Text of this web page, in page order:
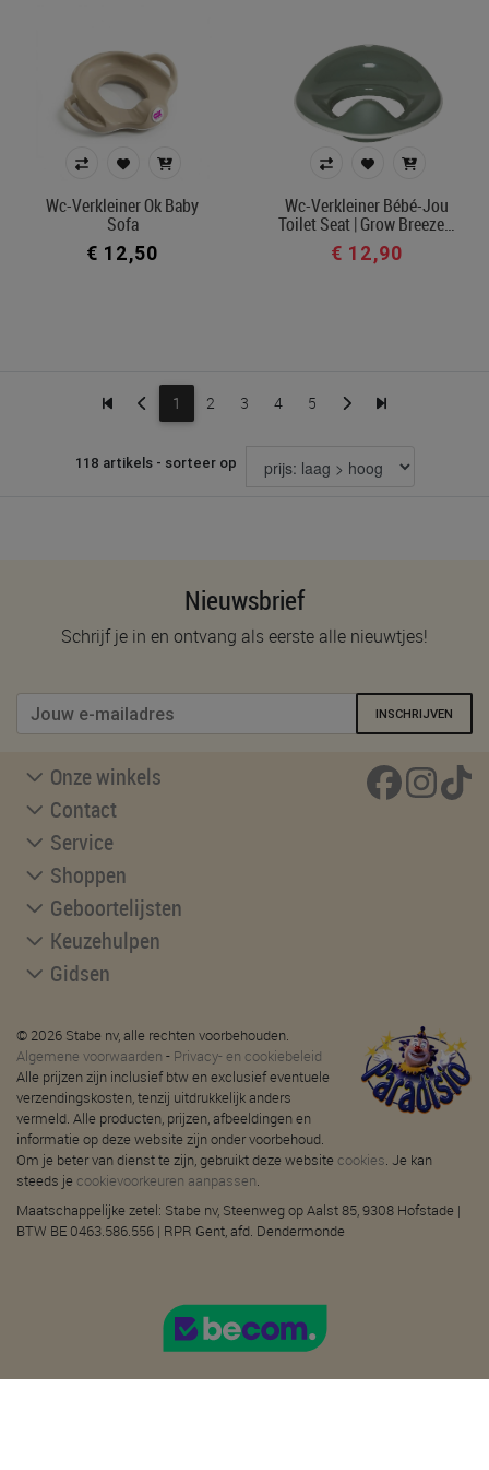
Wc-Verkleiner Ok Baby
Sofa
€ 12,50
Wc-Verkleiner Bébé-Jou
Toilet Seat | Grow Breeze…
€ 12,90
1 2 3 4 5
118 artikels - sorteer op
Nieuwsbrief
Schrijf je in en ontvang als eerste alle nieuwtjes!
INSCHRIJVEN
Onze winkels
Contact
Service
Shoppen
Geboortelijsten
Keuzehulpen
Gidsen
© 2026 Stabe nv, alle rechten voorbehouden.
Algemene voorwaarden - Privacy- en cookiebeleid
Alle prijzen zijn inclusief btw en exclusief eventuele
verzendingskosten, tenzij uitdrukkelijk anders
vermeld. Alle producten, prijzen, afbeeldingen en
informatie op deze website zijn onder voorbehoud.
Om je beter van dienst te zijn, gebruikt deze website cookies. Je kan
steeds je cookievoorkeuren aanpassen.
Maatschappelijke zetel: Stabe nv, Steenweg op Aalst 85, 9308 Hofstade |
BTW BE 0463.586.556 | RPR Gent, afd. Dendermonde